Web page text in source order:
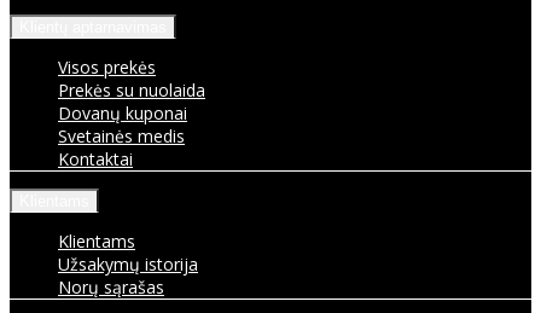
Visos prekės
Prekės su nuolaida
Dovanų kuponai
Svetainės medis
Kontaktai
Klientams
Užsakymų istorija
Norų sąrašas